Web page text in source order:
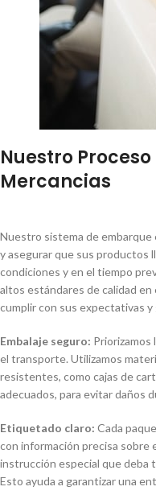
Nuestro
Mercancias
Nuestro sistema de
y asegurar que sus productos
condiciones y en el tiempo
altos estándares de calidad en
cumplir con sus expectativas
Embalaje seguro:
el transporte. Utilizamos
resistentes, como cajas de
adecuados, para evitar daños
Etiquetado claro: Cada
con información precisa sobre
instrucción especial que
Esto ayuda a garantizar una